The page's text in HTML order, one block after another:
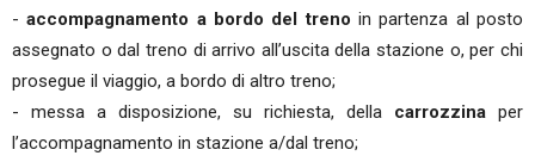
-accompagnamento a bordo del treno in partenza al posto
assegnato o dal treno di arrivo all’uscita della stazione o, per chi
prosegue il viaggio, a bordo di altro treno;
- messa a disposizione, su richiesta, della carrozzina per
l’accompagnamento in stazione a/dal treno;